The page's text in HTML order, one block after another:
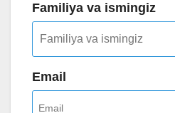
Familiya va ismingiz
Email